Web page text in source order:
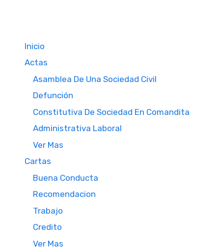
Inicio
Actas
Asamblea De Una Sociedad Civil
Defunción
Constitutiva De Sociedad En Comandita
Administrativa Laboral
Ver Mas
Cartas
Buena Conducta
Recomendacion
Trabajo
Credito
Ver Mas